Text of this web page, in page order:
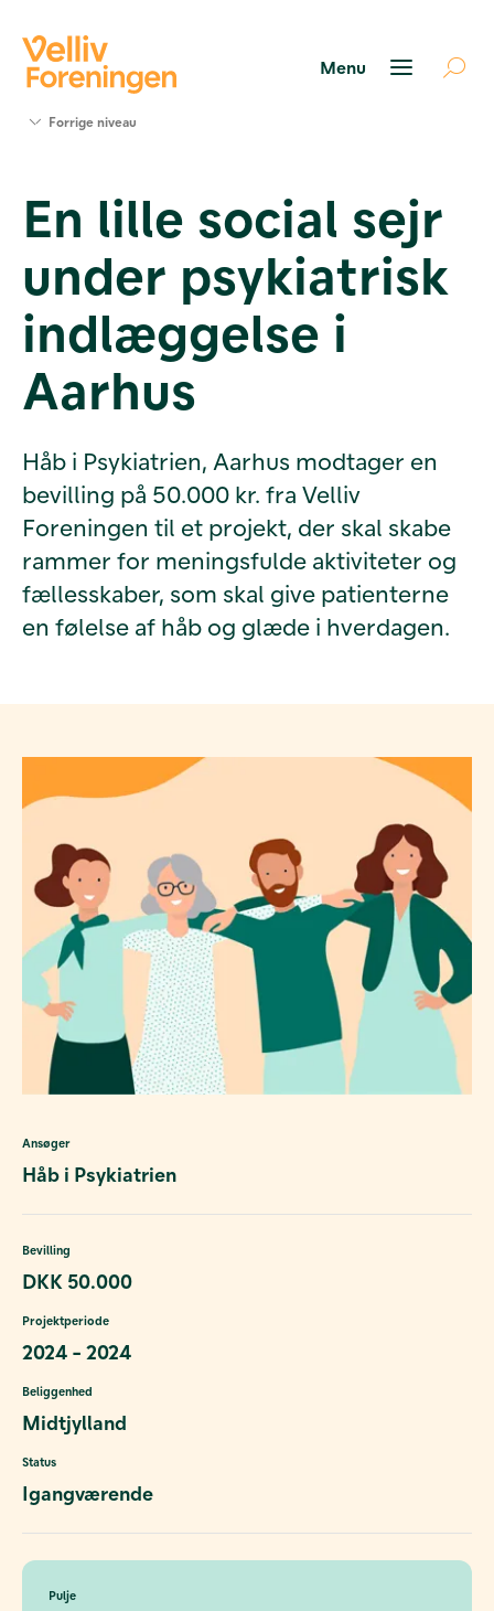
Værktøjer
og viden
Foreningen
os
Forrige niveau
En lille social sejr
under psykiatrisk
indlæggelse i
Aarhus
Håb i Psykiatrien, Aarhus modtager en
bevilling på 50.000 kr. fra Velliv
Foreningen til et projekt, der skal skabe
rammer for meningsfulde aktiviteter og
fællesskaber, som skal give patienterne
en følelse af håb og glæde i hverdagen.
Ansøger
Håb i Psykiatrien
Bevilling
DKK 50.000
Projektperiode
2024 - 2024
Beliggenhed
Midtjylland
Status
Igangværende
Pulje